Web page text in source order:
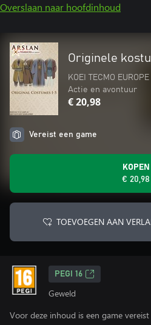
Overslaan naar hoofdinhoud
Originele
KOEI TECMO
Actie en avontuur
€ 20,98
Vereist een game
KOPEN
€ 20,98
TOEVOEGEN AAN
PEGI 16
Geweld
Voor deze inhoud is een game